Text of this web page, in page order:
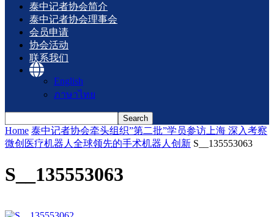
泰中记者协会简介
泰中记者协会理事会
会员申请
协会活动
联系我们
English
ภาษาไทย
Home 泰中记者协会牵头组织”第二批”学员参访上海 深入考察
微创医疗机器人全球领先的手术机器人创新 S__135553063
S__135553063